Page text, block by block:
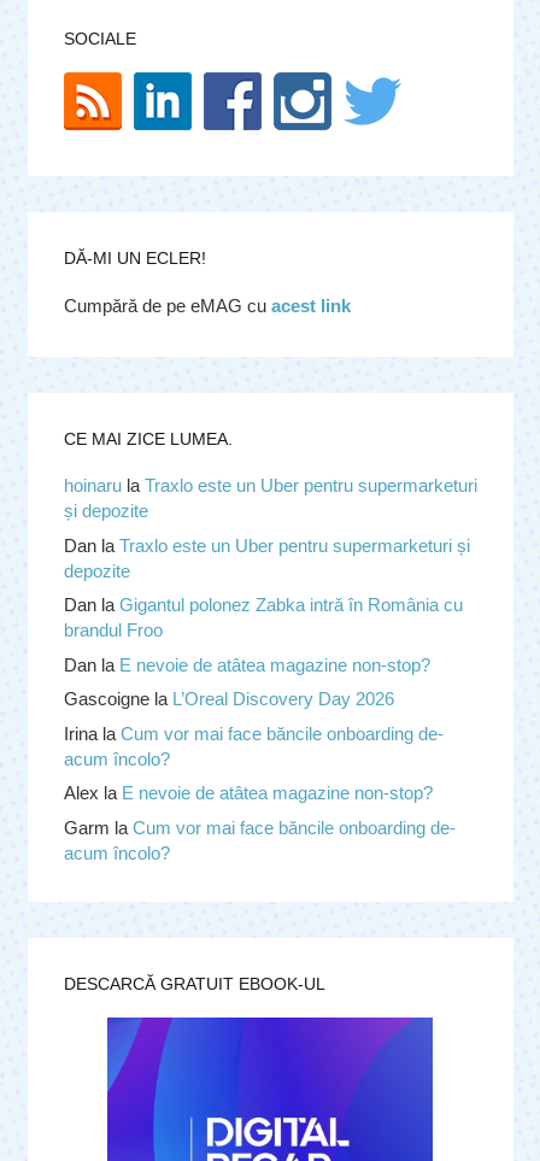
SOCIALE
DĂ-MI UN ECLER!
Cumpără de pe eMAG cu acest link
CE MAI ZICE LUMEA.
hoinarula Traxlo este un Uber pentru supermarketuri
și depozite
Danla Traxlo este un Uber pentru supermarketuri și
depozite
Danla Gigantul polonez Zabka intră în România cu
brandul Froo
Danla E nevoie de atâtea magazine non-stop?
Gascoignela L’Oreal Discovery Day 2026
Irinala Cum vor mai face băncile onboarding de-
acum încolo?
Alex la E nevoie de atâtea magazine non-stop?
Garm la Cum vor mai face băncile onboarding de-
acum încolo?
DESCARCĂ GRATUIT EBOOK-UL